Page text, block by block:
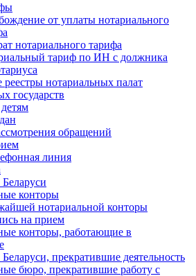
от уплаты нотариального
нотариального тарифа
тариф по ИН с должника
нотариальных палат
государств
обращений
линия
конторы
нотариальной конторы
на прием
конторы, работающие в
прекратившие деятельность
бюро, прекратившие работу с